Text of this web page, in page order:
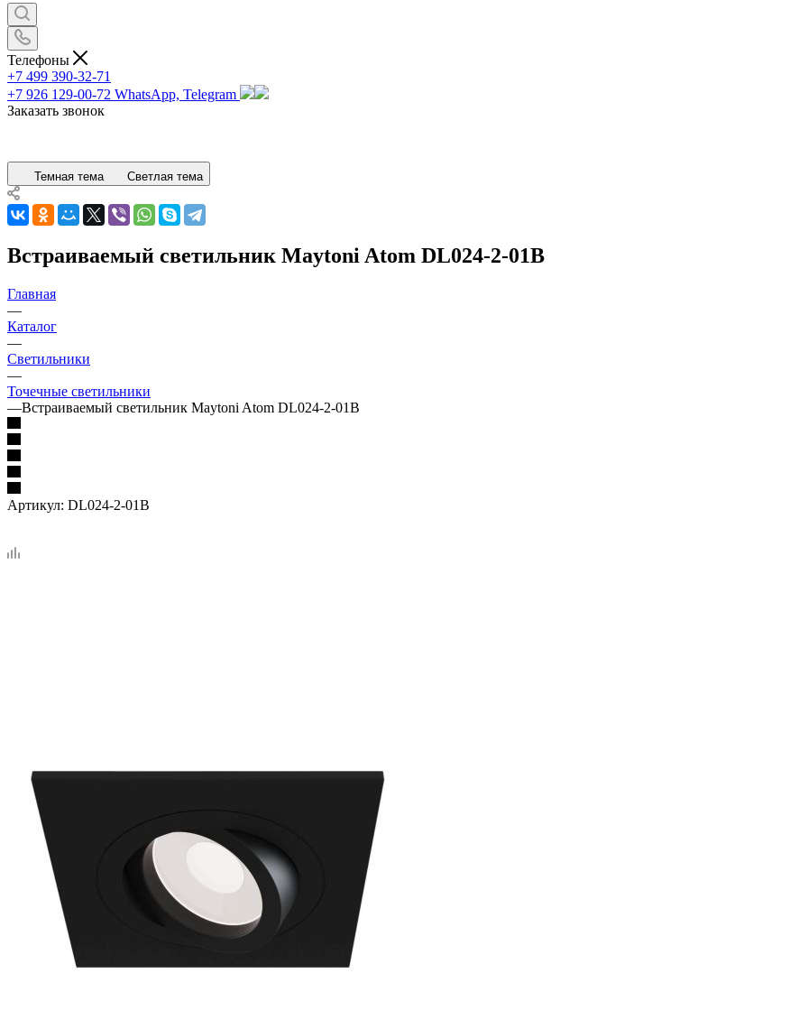
Телефоны
+7 499 390-32-71
+7 926 129-00-72 WhatsApp, Telegram
Заказать звонок
Темная тема Светлая тема
Встраиваемый светильник Maytoni Atom DL024-2-01B
Главная
—
Каталог
—
Светильники
—
Точечные светильники
—Встраиваемый светильник Maytoni Atom DL024-2-01B
Артикул: DL024-2-01B